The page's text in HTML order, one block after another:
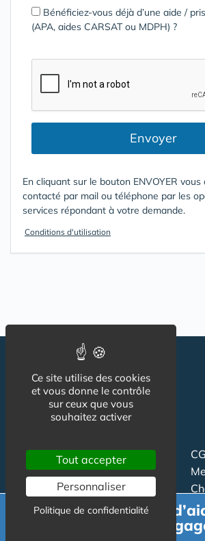
Bénéficiez-vous déjà d’une aide /
(APA, aides CARSAT ou MDPH) ?
Envoyer
En cliquant sur le bouton ENVOYER vous
contacté par mail ou téléphone par les
services répondant à votre demande.
Conditions d'utilisation
Suivez-nous
Contact
Demande de devis
gratuit et sans
Ce site utilise des cookies
et vous donne le contrôle
sur ceux que vous
souhaitez activer
Tout accepter
Personnaliser
Politique de confidentialité